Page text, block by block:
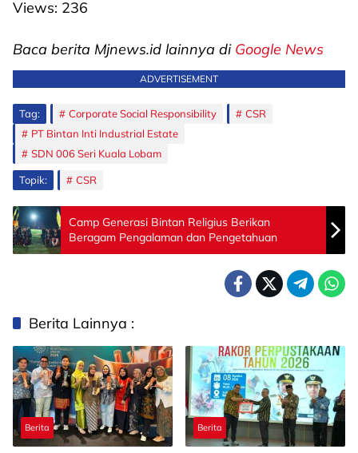
Views: 236
Baca berita Mjnews.id lainnya di Google News
ADVERTISEMENT
Tag: Corporate Social Responsibility
CSR
PT Bintan Inti Industrial Estate
SDN 006 Seri Kuala Lobam
Topik: CSR
Camp Generasi Bintan Religius Berikan
Beragam Pengalaman dan Pengetahuan
Berita Lainnya :
Berita Berita